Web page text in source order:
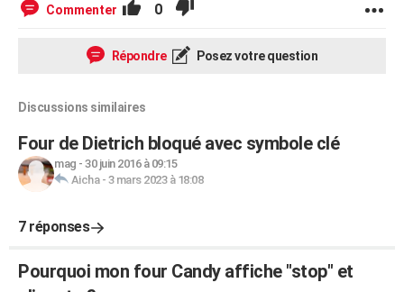
Commenter 0
Répondre Posez votre question
Discussions similaires
Four de Dietrich bloqué avec symbole clé
mag - 30 juin 2016 à 09:15
Aicha- 3 mars 2023 à 18:08
7 réponses
Pourquoi mon four Candy affiche "stop" et